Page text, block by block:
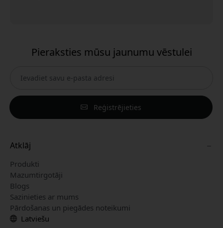
Pieraksties mūsu jaunumu vēstulei
Reģistrējieties
Atklāj
Produkti
Mazumtirgotāji
Blogs
Sazinieties ar mums
Pārdošanas un piegādes noteikumi
Latviešu